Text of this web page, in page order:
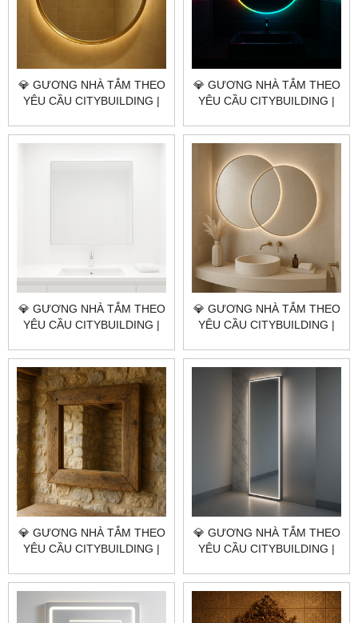
💎 GƯƠNG NHÀ TẮM THEO
YÊU CẦU CITYBUILDING |
GIÁ GƯƠNG NHÀ TẮM XÃ
💎 GƯƠNG NHÀ TẮM THEO
YÊU CẦU CITYBUILDING |
GIÁ GƯƠNG NHÀ TẮM XÃ
KIM LONG TP.HCM
💎 GƯƠNG NHÀ TẮM THEO
YÊU CẦU CITYBUILDING |
GIÁ GƯƠNG NHÀ TẮM XÃ
BÌNH GIÃ TP.HCM
💎 GƯƠNG NHÀ TẮM THEO
YÊU CẦU CITYBUILDING |
GIÁ GƯƠNG NHÀ TẮM XÃ
NGÃI GIAO TP.HCM
💎 GƯƠNG NHÀ TẮM THEO
YÊU CẦU CITYBUILDING |
GIÁ GƯƠNG NHÀ TẮM XÃ
💎 GƯƠNG NHÀ TẮM THEO
YÊU CẦU CITYBUILDING |
GIÁ GƯƠNG NHÀ TẮM
PHƯỜNG TÂN HẢI TP.HCM